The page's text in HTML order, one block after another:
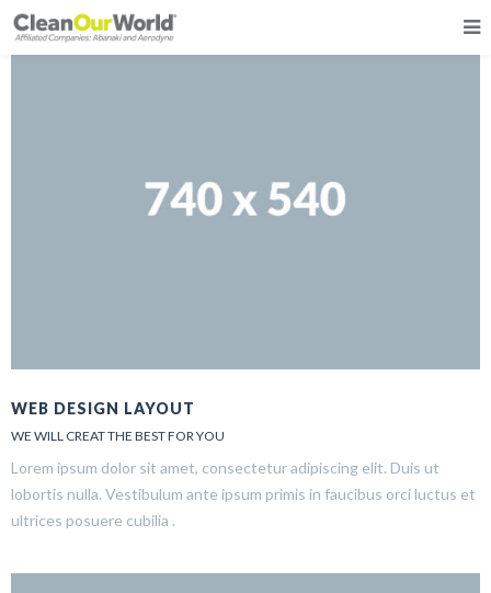
[rev_slider 14]
WEB DESIGN LAYOUT
WE WILL CREAT THE BEST FOR YOU
Lorem ipsum dolor sit amet, consectetur adipiscing elit. Duis ut
lobortis nulla. Vestibulum ante ipsum primis in faucibus orci luctus et
ultrices posuere cubilia .